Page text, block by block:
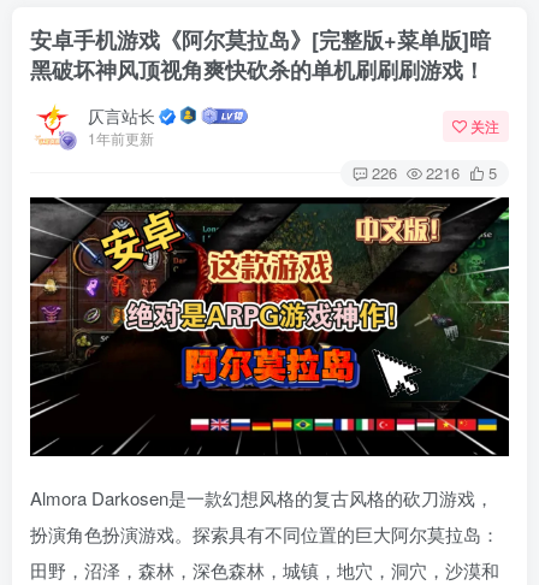
安卓手机游戏《阿尔莫拉岛》[完整版+菜单版]暗
黑破坏神风顶视角爽快砍杀的单机刷刷刷游戏！
仄言站长
1年前更新
关注
226 2216 5
Almora Darkosen是一款幻想风格的复古风格的砍刀游戏，
扮演角色扮演游戏。探索具有不同位置的巨大阿尔莫拉岛：
田野，沼泽，森林，深色森林，城镇，地穴，洞穴，沙漠和